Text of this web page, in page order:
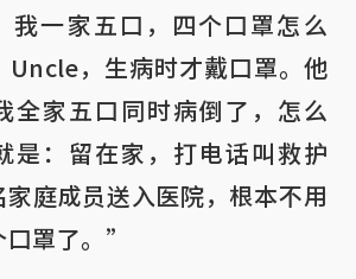
我一家五口，四个口罩怎么
Uncle，生病时才戴口罩。他
全家五口同时病倒了，怎么
是：留在家，打电话叫救护
家庭成员送入医院，根本不用
罩了。”